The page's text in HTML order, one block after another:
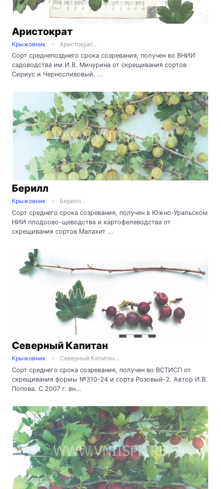
Аристократ
Крыжовник
Аристократ...
Сорт среднепозднего срока созревания, получен во ВНИИ
садоводства им.И.В. Мичурина от скрещивания сортов
Сириус и Черносливовый. ...
Берилл
Крыжовник
Берилл...
Сорт среднего срока созревания, получен в Южно-Уральском
НИИ плодоово-щеводства и картофелеводства от
скрещивания сортов Малахит ...
Северный Капитан
Крыжовник
Северный Капитан...
Сорт среднего срока созревания, получен во ВСТИСП от
скрещивания формы №310-24 и сорта Розовый-2. Автор И.В.
Попова. С 2007 г. вн...